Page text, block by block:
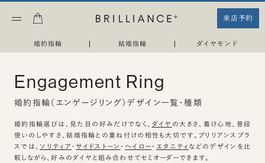
来店予約
婚約指輪 | 結婚指輪 | ダイヤモンド
Engagement Ring
婚約指輪（エンゲージリング）デザイン一覧・種類
婚約指輪選びは、見た目の好みだけでなく、 ダイヤ の大きさ、着け心地、普段
使いのしやすさ、結婚指輪との重ね付けの相性も大切です。ブリリアンスプラ
スでは、 ソリティア ・ サイドストーン ・ ヘイロー・ エタニティ などのデザインを比
較しながら、好みのダイヤと組み合わせてセミオーダーできます。